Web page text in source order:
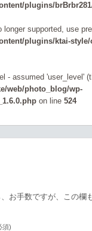
plugins/
supported, use
plugins/ktai-
- assumed 'user_level'
web/photo_blog/wp-
on line 524
お手数ですが、この欄
須)